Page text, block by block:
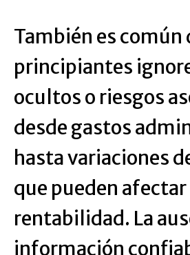
También es común
principiantes
ocultos o riesgos
desde gastos
hasta variaciones
que pueden afectar
rentabilidad. La
información